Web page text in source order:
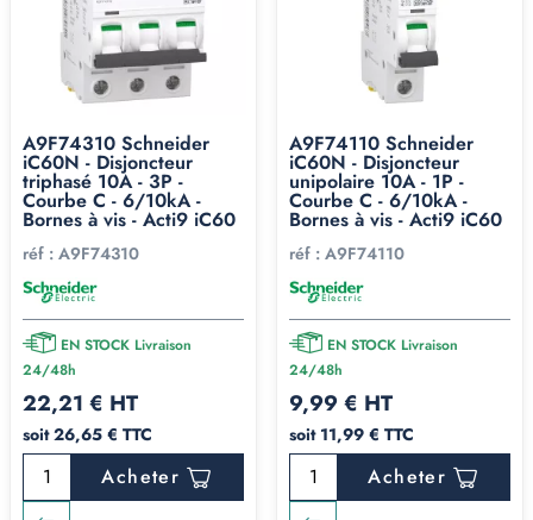
A9F74310 Schneider
iC60N - Disjoncteur
triphasé 10A - 3P -
Courbe C - 6/10kA -
Bornes à vis - Acti9 iC60
réf : A9F74310
EN STOCK Livraison
24/48h
22,21 € HT
soit 26,65 € TTC
Acheter
A9F74110 Schneider
iC60N - Disjoncteur
unipolaire 10A - 1P -
Courbe C - 6/10kA -
Bornes à vis - Acti9 iC60
réf : A9F74110
EN STOCK Livraison
24/48h
9,99 € HT
soit 11,99 € TTC
Acheter